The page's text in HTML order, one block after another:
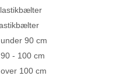
90 cm
- 100 cm
100 cm